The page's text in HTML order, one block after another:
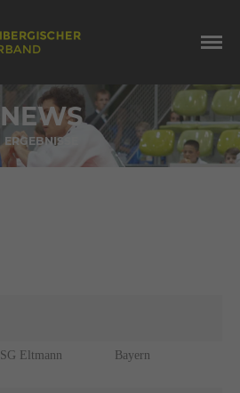
NEWS
ERGEBNISSE
SG Eltmann Bayern